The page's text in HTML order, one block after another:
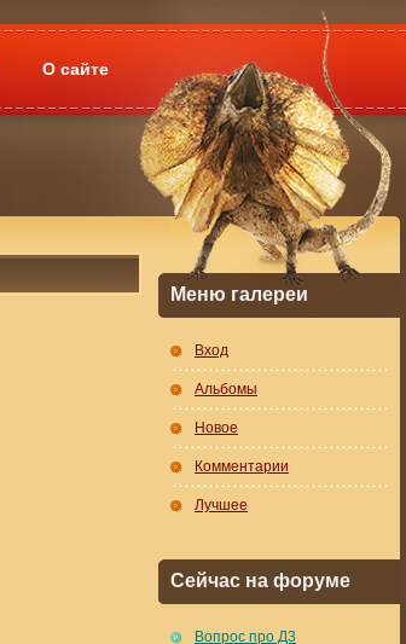
О сайте
Меню галереи
Вход
Альбомы
Новое
Комментарии
Лучшее
Сейчас на форуме
Вопрос про Д3